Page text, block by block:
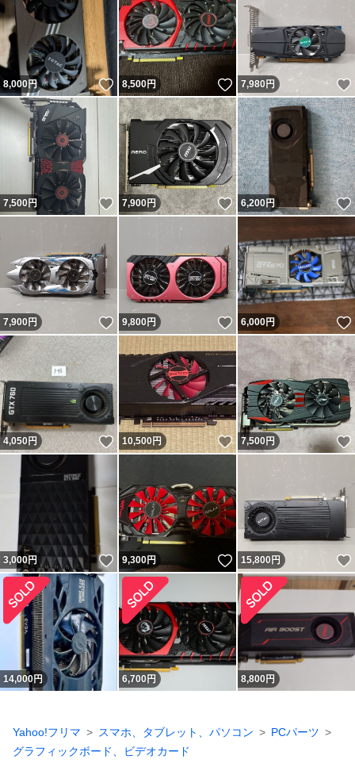
8,000円 いいね！
8,500円 いいね！
7,980円
7,500円 いいね！
7,900円 いいね！
6,200円
7,900円 いいね！
9,800円 いいね！
6,000円
4,050円 いいね！
10,500円 いいね！
7,500円
3,000円 いいね！
9,300円 いいね！
15,800円
14,000円 6,700円 8,800円
Yahoo!フリマ スマホ、タブレット、パソコン
PCパーツ
グラフィックボード、ビデオカード